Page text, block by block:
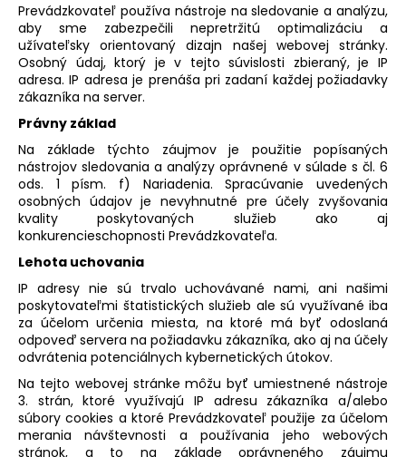
Prevádzkovateľ používa nástroje na sledovanie a analýzu,
aby sme zabezpečili nepretržitú optimalizáciu a
užívateľsky orientovaný dizajn našej webovej stránky.
Osobný údaj, ktorý je v tejto súvislosti zbieraný, je IP
adresa. IP adresa je prenáša pri zadaní každej požiadavky
zákazníka na server.
Právny základ
Na základe týchto záujmov je použitie popísaných
nástrojov sledovania a analýzy oprávnené v súlade s čl. 6
ods. 1 písm. f) Nariadenia. Spracúvanie uvedených
osobných údajov je nevyhnutné pre účely zvyšovania
kvality poskytovaných služieb ako aj
konkurencieschopnosti Prevádzkovateľa.
Lehota uchovania
IP adresy nie sú trvalo uchovávané nami, ani našimi
poskytovateľmi štatistických služieb ale sú využívané iba
za účelom určenia miesta, na ktoré má byť odoslaná
odpoveď servera na požiadavku zákazníka, ako aj na účely
odvrátenia potenciálnych kybernetických útokov.
Na tejto webovej stránke môžu byť umiestnené nástroje
3. strán, ktoré využívajú IP adresu zákazníka a/alebo
súbory cookies a ktoré Prevádzkovateľ použije za účelom
merania návštevnosti a používania jeho webových
stránok, a to na základe oprávneného záujmu